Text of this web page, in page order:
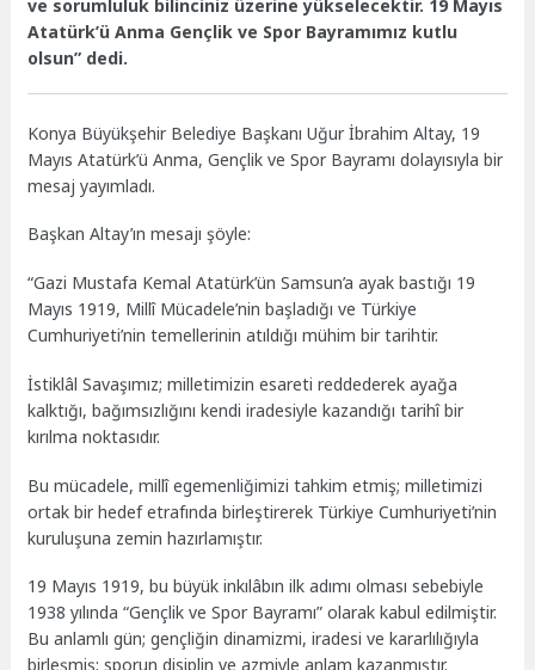
ve sorumluluk bilinciniz üzerine yükselecektir. 19 Mayıs
Atatürk’ü Anma Gençlik ve Spor Bayramımız kutlu
olsun” dedi.
Konya Büyükşehir Belediye Başkanı Uğur İbrahim Altay, 19
Mayıs Atatürk’ü Anma, Gençlik ve Spor Bayramı dolayısıyla bir
mesaj yayımladı.
Başkan Altay’ın mesajı şöyle:
“Gazi Mustafa Kemal Atatürk’ün Samsun’a ayak bastığı 19
Mayıs 1919, Millî Mücadele’nin başladığı ve Türkiye
Cumhuriyeti’nin temellerinin atıldığı mühim bir tarihtir.
İstiklâl Savaşımız; milletimizin esareti reddederek ayağa
kalktığı, bağımsızlığını kendi iradesiyle kazandığı tarihî bir
kırılma noktasıdır.
Bu mücadele, millî egemenliğimizi tahkim etmiş; milletimizi
ortak bir hedef etrafında birleştirerek Türkiye Cumhuriyeti’nin
kuruluşuna zemin hazırlamıştır.
19 Mayıs 1919, bu büyük inkılâbın ilk adımı olması sebebiyle
1938 yılında “Gençlik ve Spor Bayramı” olarak kabul edilmiştir.
Bu anlamlı gün; gençliğin dinamizmi, iradesi ve kararlılığıyla
birleşmiş; sporun disiplin ve azmiyle anlam kazanmıştır.